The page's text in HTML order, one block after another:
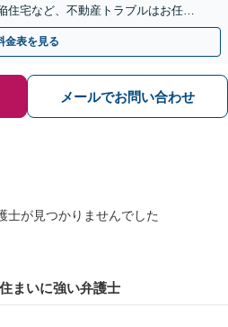
住宅など、不動産トラブルはお任せ
限に」
金表を見る
メールでお問い合わせ
士が見つかりませんでした
まいに強い弁護士